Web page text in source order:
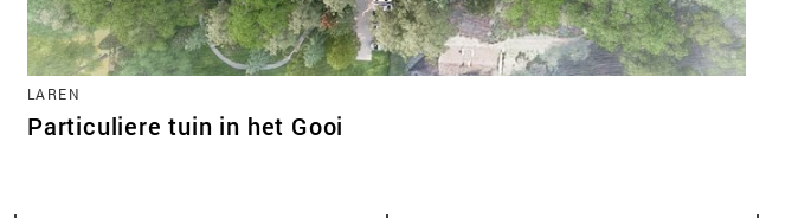
LAREN
Particuliere tuin in het Gooi